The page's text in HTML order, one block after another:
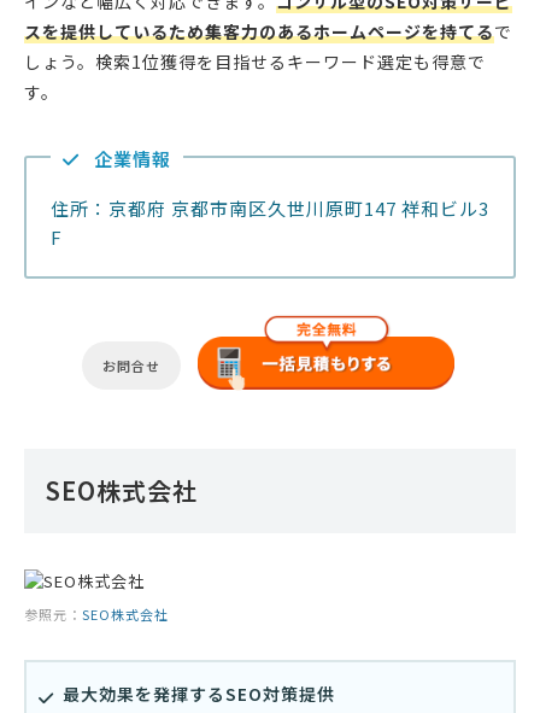
スを提供しているため集客力のあるホームページを持てるで
しょう。検索1位獲得を目指せるキーワード選定も得意で
す。
企業情報
住所：京都府 京都市南区久世川原町147 祥和ビル3
F
お問合せ
SEO株式会社
参照元： SEO株式会社
最大効果を発揮するSEO対策提供